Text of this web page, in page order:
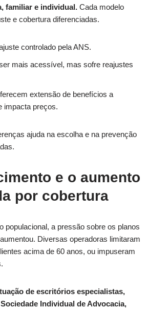
familiar e individual. Cada modelo
e cobertura diferenciadas.
controlado pela ANS.
mais acessível, mas sofre reajustes
extensão de benefícios a
impacta preços.
ajuda na escolha e na prevenção
e o aumento
por cobertura
populacional, a pressão sobre os planos
Diversas operadoras limitaram
acima de 60 anos, ou impuseram
de escritórios especialistas,
Individual de Advocacia,